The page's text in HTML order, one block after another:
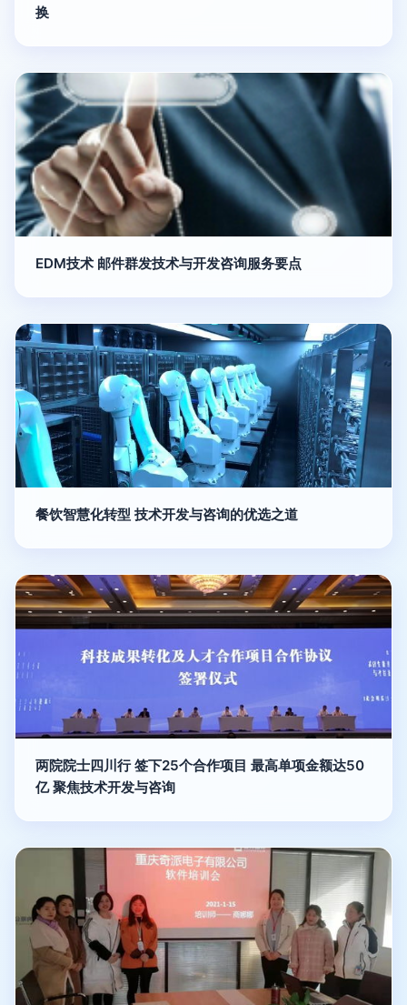
换
EDM技术 邮件群发技术与开发咨询服务要点
餐饮智慧化转型 技术开发与咨询的优选之道
两院院士四川行 签下25个合作项目 最高单项金额达50
亿 聚焦技术开发与咨询